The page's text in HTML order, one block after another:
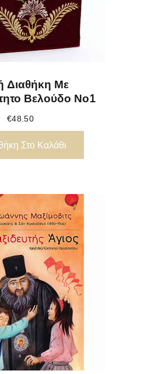
Διαθήκη Με
Βελούδο Νο1
€48.50
Στο Καλάθι